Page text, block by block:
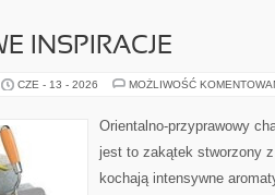
INSPIRACJE
CZE - 13 - 2026 MOŻLIWOŚĆ
Orientalno-przyprawowy
jest to zakątek stworzony
kochają intensywne